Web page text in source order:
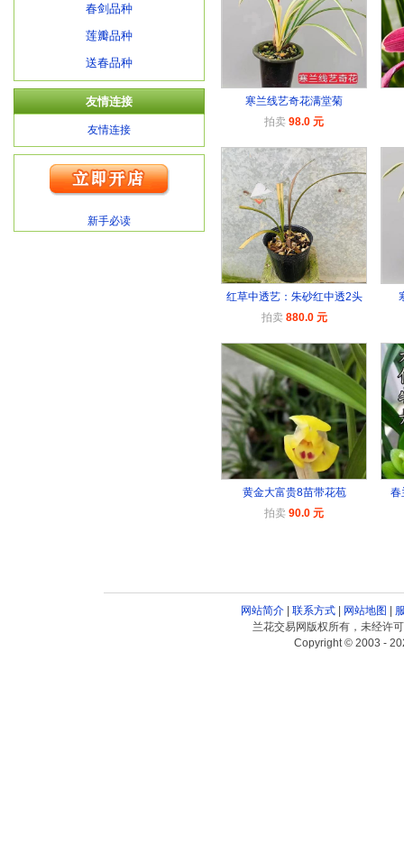
春剑品种
莲瓣品种
送春品种
友情连接
友情连接
新手必读
寒兰线艺奇花满堂菊
拍卖 98.0 元
红草中透艺：朱砂红中透2头
拍卖 880.0 元
黄金大富贵8苗带花苞
拍卖 90.0 元
春
网站简介| 联系方式| 网站地图 |
兰花交易网版权所有，未经许
Copyright © 2003 -